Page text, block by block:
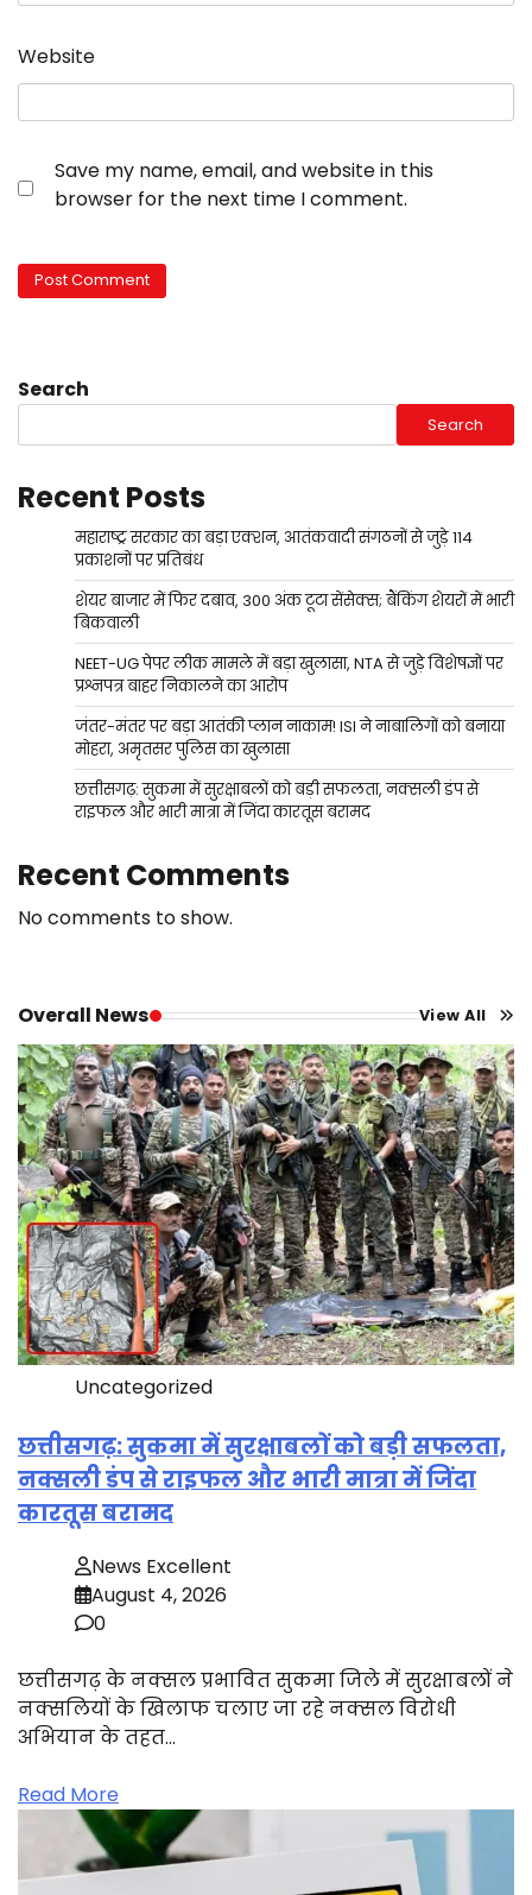
Website
Save my name, email, and website in this
browser for the next time I comment.
Search
Search
Recent Posts
महाराष्ट्र सरकार का बड़ा एक्शन, आतंकवादी संगठनों से जुड़े 114
प्रकाशनों पर प्रतिबंध
शेयर बाजार में फिर दबाव, 300 अंक टूटा सेंसेक्स; बैंकिंग शेयरों में भारी
बिकवाली
NEET-UG पेपर लीक मामले में बड़ा खुलासा, NTA से जुड़े विशेषज्ञों पर
प्रश्नपत्र बाहर निकालने का आरोप
जंतर-मंतर पर बड़ा आतंकी प्लान नाकाम! ISI ने नाबालिगों को बनाया
मोहरा, अमृतसर पुलिस का खुलासा
छत्तीसगढ़: सुकमा में सुरक्षाबलों को बड़ी सफलता, नक्सली डंप से
राइफल और भारी मात्रा में जिंदा कारतूस बरामद
Recent Comments
No comments to show.
Overall News View All
Uncategorized
छत्तीसगढ़: सुकमा में सुरक्षाबलों को बड़ी सफलता,
नक्सली डंप से राइफल और भारी मात्रा में जिंदा
कारतूस बरामद
News Excellent
August 4, 2026
0
छत्तीसगढ़ के नक्सल प्रभावित सुकमा जिले में सुरक्षाबलों ने
नक्सलियों के खिलाफ चलाए जा रहे नक्सल विरोधी
अभियान के तहत…
Read More